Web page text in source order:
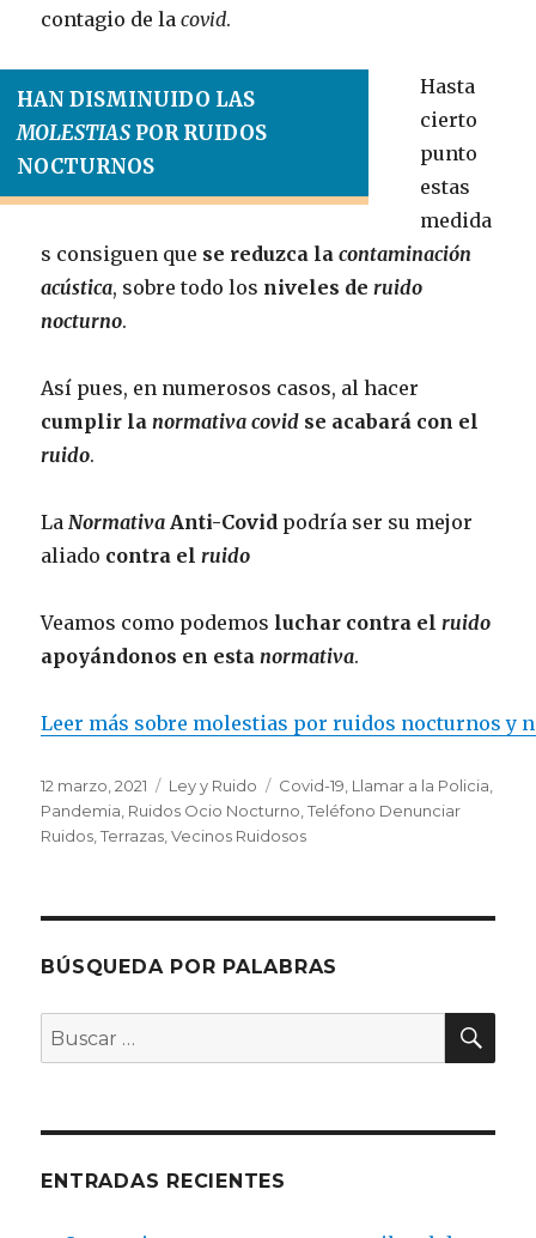
contagio de lacovid.
HAN DISMINUIDO LAS
MOLESTIAS POR RUIDOS
NOCTURNOS
Hasta
cierto
punto
estas
medida
s consiguen que se reduzca lacontaminación
acústica, sobre todo los niveles deruido
nocturno.
Así pues, en numerosos casos, al hacer
cumplir lanormativa covid se acabará con el
ruido.
LaNormativa Anti-Covid podría ser su mejor
aliado contra elruido
Veamos como podemos luchar contra elruido
apoyándonos en estanormativa.
Leer más sobre molestias por ruidos nocturnos y
Publicado
el
12 marzo, 2021 Categorías
Ley y Ruido Etiquetas
Covid-19, Llamar a la Policia,
Pandemia, Ruidos Ocio Nocturno,Teléfono Denunciar
Ruidos,Terrazas,Vecinos Ruidosos
BÚSQUEDA POR PALABRAS
Buscar
por:
ENTRADAS RECIENTES